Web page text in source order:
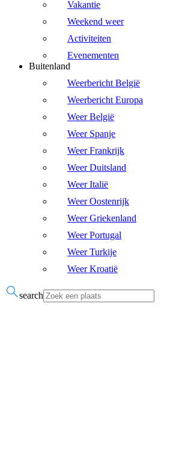
Vakantie
Weekend weer
Activiteiten
Evenementen
Buitenland
Weerbericht België
Weerbericht Europa
Weer België
Weer Spanje
Weer Frankrijk
Weer Duitsland
Weer Italië
Weer Oostenrijk
Weer Griekenland
Weer Portugal
Weer Turkije
Weer Kroatië
search